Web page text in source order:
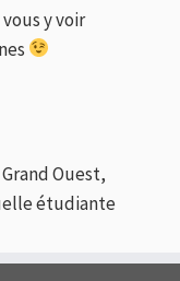
y voir
Ouest,
étudiante